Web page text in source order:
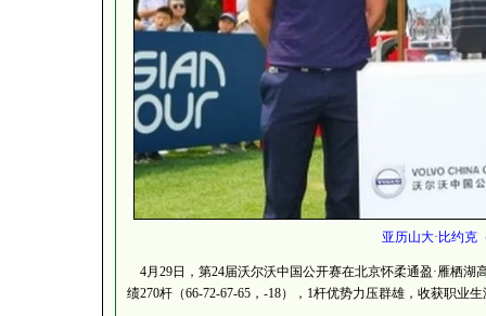
亚历山大·比约克
4月29日，第24届沃尔沃中国公开赛在北京怀柔通盈·雁栖湖
绩270杆（66-72-67-65，-18），1杆优势力压群雄，收获职业